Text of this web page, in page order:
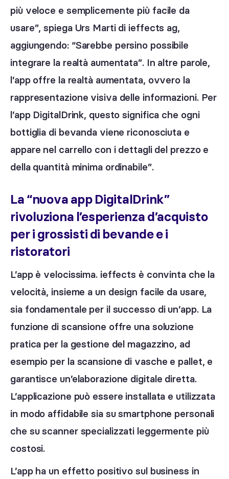
più veloce e semplicemente più facile da
usare”, spiega Urs Marti di ieffects ag,
aggiungendo: “Sarebbe persino possibile
integrare la realtà aumentata”. In altre parole,
l’app offre la realtà aumentata, ovvero la
rappresentazione visiva delle informazioni. Per
l’app DigitalDrink, questo significa che ogni
bottiglia di bevanda viene riconosciuta e
appare nel carrello con i dettagli del prezzo e
della quantità minima ordinabile”.
La “nuova app DigitalDrink”
rivoluziona l’esperienza d’acquisto
per i grossisti di bevande e i
ristoratori
L’app è velocissima. ieffects è convinta che la
velocità, insieme a un design facile da usare,
sia fondamentale per il successo di un’app. La
funzione di scansione offre una soluzione
pratica per la gestione del magazzino, ad
esempio per la scansione di vasche e pallet, e
garantisce un’elaborazione digitale diretta.
L’applicazione può essere installata e utilizzata
in modo affidabile sia su smartphone personali
che su scanner specializzati leggermente più
costosi.
L’app ha un effetto positivo sul business in